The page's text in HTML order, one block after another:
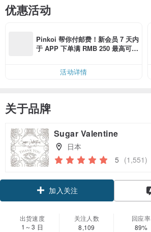
优惠活动
Pinkoi 帮你付邮费！新会员 7 天内
于 APP 下单满 RMB 250 最高可折
活动详情
关于品牌
Sugar Valentine
日本
5 (1,551)
加入关注
出货速度
1～3 日
关注人数
8,109
回应率
89%